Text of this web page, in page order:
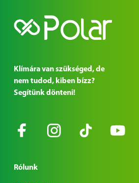
Klímára van szükséged, de
nem tudod, kiben bízz?
Segítünk dönteni!
Rólunk